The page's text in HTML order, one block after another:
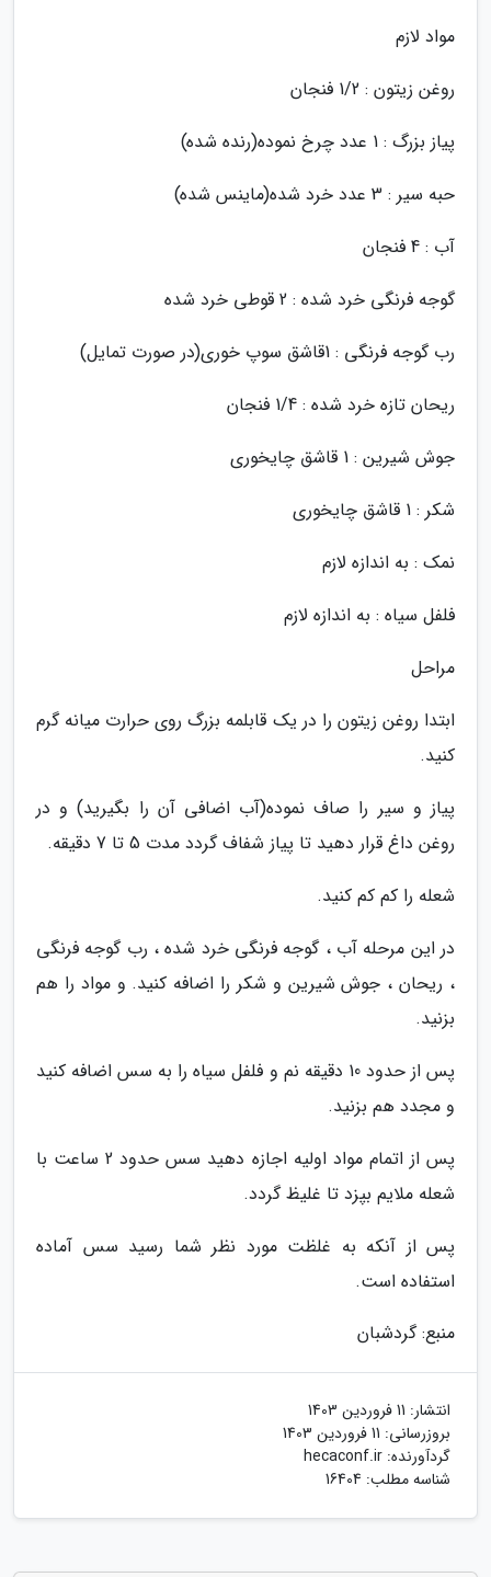
مواد لازم
روغن زیتون : 1/2 فنجان
پیاز بزرگ : 1 عدد چرخ نموده(رنده شده)
حبه سیر : 3 عدد خرد شده(ماینس شده)
آب : 4 فنجان
گوجه فرنگی خرد شده : 2 قوطی خرد شده
رب گوجه فرنگی : 1قاشق سوپ خوری(در صورت تمایل)
ریحان تازه خرد شده : 1/4 فنجان
جوش شیرین : 1 قاشق چایخوری
شکر : 1 قاشق چایخوری
نمک : به اندازه لازم
فلفل سیاه : به اندازه لازم
مراحل
ابتدا روغن زیتون را در یک قابلمه بزرگ روی حرارت میانه گرم
کنید.
پیاز و سیر را صاف نموده(آب اضافی آن را بگیرید) و در
روغن داغ قرار دهید تا پیاز شفاف گردد مدت 5 تا 7 دقیقه.
شعله را کم کم کنید.
در این مرحله آب ، گوجه فرنگی خرد شده ، رب گوجه فرنگی
، ریحان ، جوش شیرین و شکر را اضافه کنید. و مواد را هم
بزنید.
پس از حدود 10 دقیقه نم و فلفل سیاه را به سس اضافه کنید
و مجدد هم بزنید.
پس از اتمام مواد اولیه اجازه دهید سس حدود 2 ساعت با
شعله ملایم بپزد تا غلیظ گردد.
پس از آنکه به غلظت مورد نظر شما رسید سس آماده
استفاده است.
منبع: گردشبان
انتشار: 11 فروردین 1403
بروزرسانی: 11 فروردین 1403
گردآورنده: hecaconf.ir
شناسه مطلب: 16404